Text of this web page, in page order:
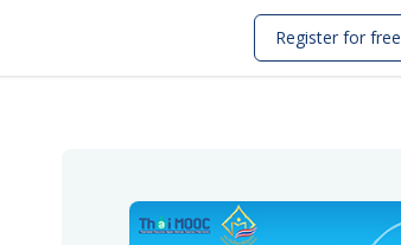
Register for free